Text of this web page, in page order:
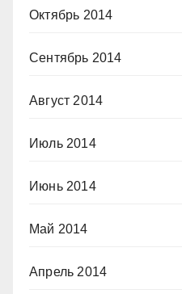
Октябрь 2014
Сентябрь 2014
Август 2014
Июль 2014
Июнь 2014
Май 2014
Апрель 2014